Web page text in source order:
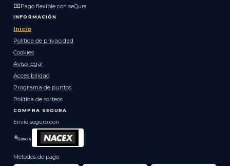
Pago flexible con seQura
INFORMACIÓN
Inicio
Política de privacidad
Cookies
Aviso legal
Accesibilidad
Programa de puntos
Política de sorteos
COMPRA SEGURA
Envío seguro con
Métodos de pago